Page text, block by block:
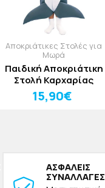
Αποκριάτικες Στολές για
Μωρά
Παιδική Αποκριάτικη
Στολή Καρχαρίας
15,90€
ΑΣΦΑΛΕΙΣ
ΣΥΝΑΛΛΑΓΕΣ